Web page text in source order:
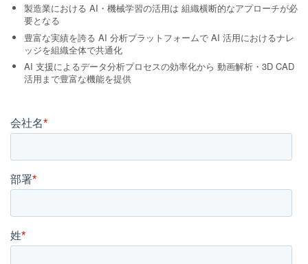
製造業における AI・機械学習の活用は 組織横断的なアプローチが必
要となる
豊富な実績を誇る AI 分析プラットフォームで AI 活用におけるナレ
ッジを組織全体で共通化
AI 支援によるデータ分析プロセスの効率化から 動画解析・3D CAD
活用まで豊富な機能を提供